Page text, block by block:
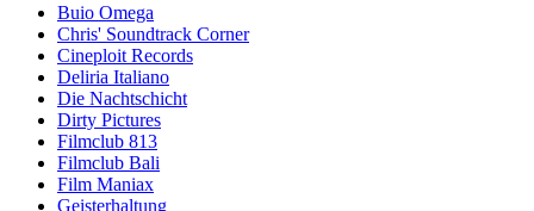
Buio Omega
Chris' Soundtrack Corner
Cineploit Records
Deliria Italiano
Die Nachtschicht
Dirty Pictures
Filmclub 813
Filmclub Bali
Film Maniax
Geisterhaltung